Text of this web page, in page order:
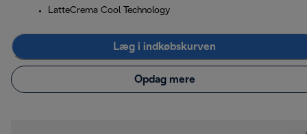
LatteCrema Cool Technology
Læg i indkøbskurven
Opdag mere